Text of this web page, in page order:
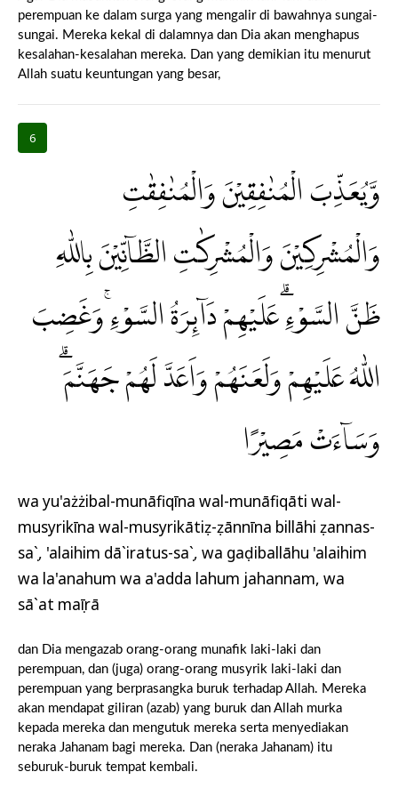
perempuan ke dalam surga yang mengalir di bawahnya sungai-
sungai. Mereka kekal di dalamnya dan Dia akan menghapus
kesalahan-kesalahan mereka. Dan yang demikian itu menurut
Allah suatu keuntungan yang besar,
6
وَّيُعَذِّبَ الْمُنٰفِقِيْنَ وَالْمُنٰفِقٰتِ
وَالْمُشْرِكِيْنَ وَالْمُشْرِكٰتِ الظَّاۤنِّيْنَ بِاللّٰهِ
ظَنَّ السَّوْءِۗ عَلَيْهِمْ دَاۤىِٕرَةُ السَّوْءِۚ وَغَضِبَ
اللّٰهُ عَلَيْهِمْ وَلَعَنَهُمْ وَاَعَدَّ لَهُمْ جَهَنَّمَۗ
وَسَاۤءَتْ مَصِيْرًا
wa yu'ażżibal-munāfiqīna wal-munāfiqāti wal-
musyrikīna wal-musyrikātiẓ-ẓānnīna billāhi ẓannas-
saụ`, 'alaihim dā`iratus-saụ`, wa gaḍiballāhu 'alaihim
wa la'anahum wa a'adda lahum jahannam, wa
sā`at maṣīrā
dan Dia mengazab orang-orang munafik laki-laki dan
perempuan, dan (juga) orang-orang musyrik laki-laki dan
perempuan yang berprasangka buruk terhadap Allah. Mereka
akan mendapat giliran (azab) yang buruk dan Allah murka
kepada mereka dan mengutuk mereka serta menyediakan
neraka Jahanam bagi mereka. Dan (neraka Jahanam) itu
seburuk-buruk tempat kembali.